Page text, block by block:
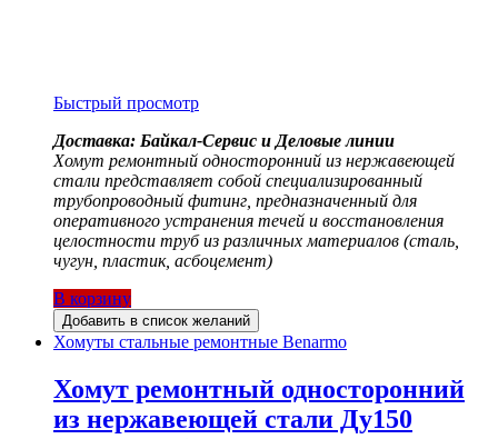
Быстрый просмотр
Доставка: Байкал-Сервис и Деловые линии
Хомут ремонтный односторонний из нержавеющей
стали представляет собой специализированный
трубопроводный фитинг, предназначенный для
оперативного устранения течей и восстановления
целостности труб из различных материалов (сталь,
чугун, пластик, асбоцемент)
В корзину
Добавить в список желаний
Хомуты стальные ремонтные Benarmo
Хомут ремонтный односторонний
из нержавеющей стали Ду150